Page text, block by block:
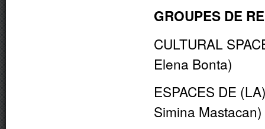
GROUPES DE
CULTURAL
Elena Bonta)
ESPACES DE
Simina Mastacan)